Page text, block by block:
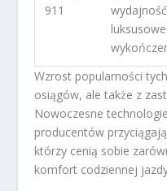
911
luksusowe
Wzrost popularności
osiągów, ale także z
Nowoczesne
producentów
którzy cenią sobie
komfort codziennej